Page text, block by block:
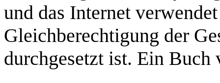
und das Internet
Gleichberechtigung der
durchgesetzt ist. Ein